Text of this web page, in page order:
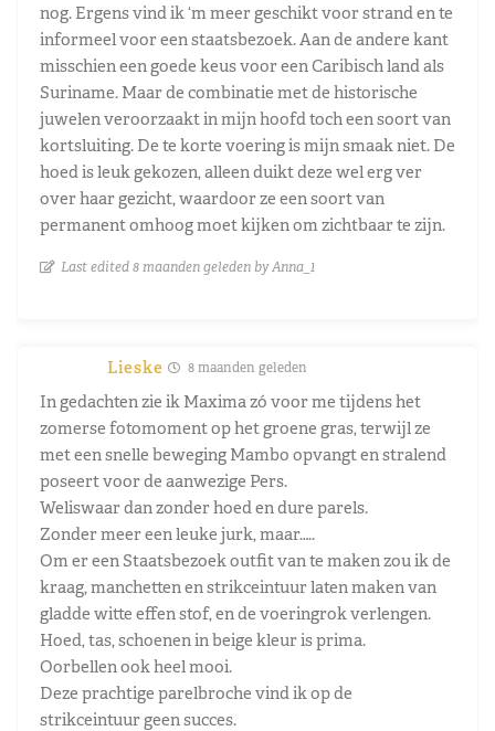
nog. Ergens vind ik ‘m meer geschikt voor strand en te
informeel voor een staatsbezoek. Aan de andere kant
misschien een goede keus voor een Caribisch land als
Suriname. Maar de combinatie met de historische
juwelen veroorzaakt in mijn hoofd toch een soort van
kortsluiting. De te korte voering is mijn smaak niet. De
hoed is leuk gekozen, alleen duikt deze wel erg ver
over haar gezicht, waardoor ze een soort van
permanent omhoog moet kijken om zichtbaar te zijn.
Last edited 8 maanden geleden by Anna_1
Lieske 8 maanden geleden
In gedachten zie ik Maxima zó voor me tijdens het
zomerse fotomoment op het groene gras, terwijl ze
met een snelle beweging Mambo opvangt en stralend
poseert voor de aanwezige Pers.
Weliswaar dan zonder hoed en dure parels.
Zonder meer een leuke jurk, maar…..
Om er een Staatsbezoek outfit van te maken zou ik de
kraag, manchetten en strikceintuur laten maken van
gladde witte effen stof, en de voeringrok verlengen.
Hoed, tas, schoenen in beige kleur is prima.
Oorbellen ook heel mooi.
Deze prachtige parelbroche vind ik op de
strikceintuur geen succes.